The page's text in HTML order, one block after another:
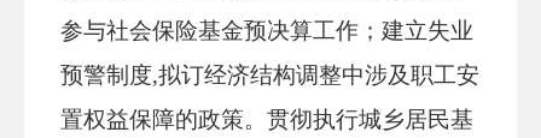
参与社会保险基金预决算工作；建立失业
预警制度,拟订经济结构调整中涉及职工安
置权益保障的政策。贯彻执行城乡居民基